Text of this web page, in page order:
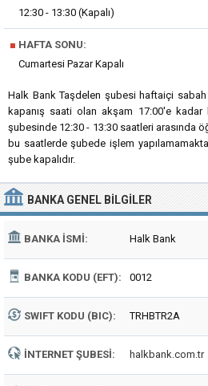
12:30 - 13:30 (Kapalı)
■ HAFTA SONU:
Cumartesi Pazar Kapalı
Halk Bank Taşdelen şubesi haftaiçi sabah
kapanış saati olan akşam 17:00'e kadar
şubesinde 12:30 - 13:30 saatleri arasında
bu saatlerde şubede işlem
şube kapalıdır.
BANKA GENEL BILGILER
BANKA İSMI: Halk Bank
BANKA KODU (EFT): 0012
SWIFT KODU (BIC): TRHBTR2A
İNTERNET ŞUBESI: halkbank.com.tr